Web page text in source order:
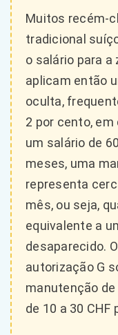
Muitos recém-
tradicional
o salário para a
aplicam então
oculta,
2 por cento,
um salário de
meses, uma
representa
mês, ou seja,
equivalente a
desaparecido.
autorização G
manutenção
de 10 a 30 CHF